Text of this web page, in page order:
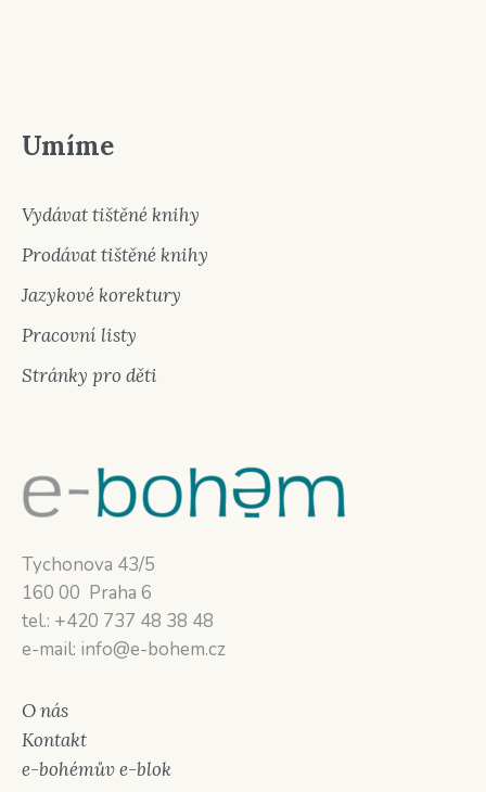
Umíme
Vydávat tištěné knihy
Prodávat tištěné knihy
Jazykové korektury
Pracovní listy
Stránky pro děti
Tychonova 43/5
160 00 Praha 6
tel.: +420 737 48 38 48
e-mail: info@e-bohem.cz
O nás
Kontakt
e-bohémův e-blok